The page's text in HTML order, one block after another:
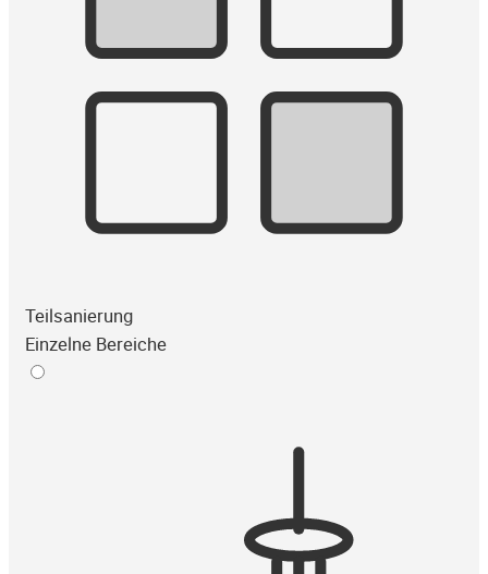
Teilsanierung
Einzelne Bereiche